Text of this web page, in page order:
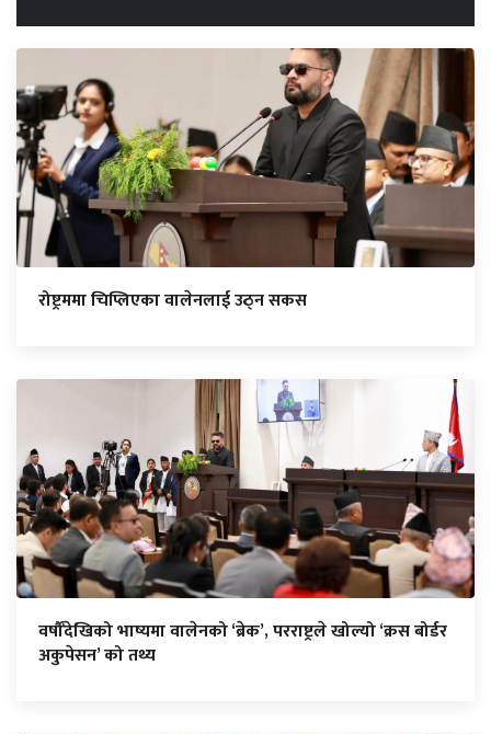
रोष्ट्रममा चिप्लिएका वालेनलाई उठ्न सकस
वर्षौँदेखिको भाष्यमा वालेनको ‘ब्रेक’, परराष्ट्रले खोल्यो ‘क्रस बोर्डर
अकुपेसन’ को तथ्य